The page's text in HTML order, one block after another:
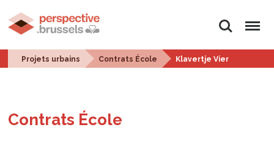
Rechercher
Menu
Projets urbains Contrats École Klavertje Vier
Contrats École